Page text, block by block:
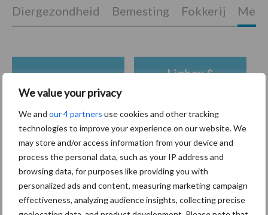
We value your privacy
We and our 4 partners use cookies and other tracking
technologies to improve your experience on our website. We
may store and/or access information from your device and
process the personal data, such as your IP address and
browsing data, for purposes like providing you with
personalized ads and content, measuring marketing campaign
effectiveness, analyzing audience insights, collecting precise
Primaire
Diergezondheid Bemesting Fokkerij
Ligbox &
Toon meer